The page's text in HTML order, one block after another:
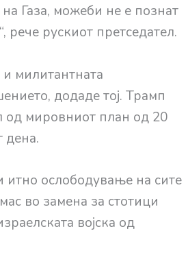
Газа, можеби не е познат
рече рускиот претседател.
милитантната
додаде тој. Трамп
од мировниот план од 20
дена.
ослободување на сите
во замена за стотици
војска од